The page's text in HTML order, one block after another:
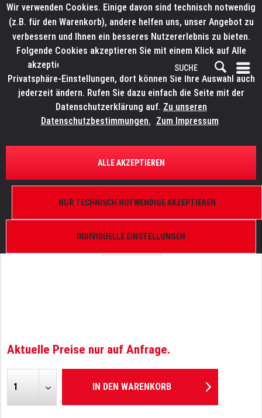
ÜBERSICHT ERSATZTEILE
ELATION 9900011909
Aktuelle Preise nur auf Anfrage.
IN DEN WARENKORB
Wir verwenden Cookies. Einige davon sind technisch notwendig
(z.B. für den Warenkorb), andere helfen uns, unser Angebot zu
verbessern und Ihnen ein besseres Nutzererlebnis zu bieten.
Folgende Cookies akzeptieren Sie mit einem Klick auf Alle
akzeptieren. Weitere Informationen finden Sie in den
Privatsphäre-Einstellungen, dort können Sie Ihre Auswahl auch
jederzeit ändern. Rufen Sie dazu einfach die Seite mit der
Datenschutzerklärung auf. Zu unseren
Datenschutzbestimmungen. Zum Impressum
INDIVIDUELLE EINSTELLUNGEN
NUR TECHNISCH NOTWENDIGE AKZEPTIEREN
ALLE AKZEPTIEREN